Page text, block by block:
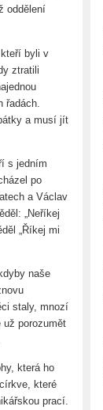
oddělení
byli v
ztratili
a musí jít
s jedním
po
a Václav
„Neříkej
„Říkej mi
naše
staly, mnozí
porozumět
která ho
které
prací.